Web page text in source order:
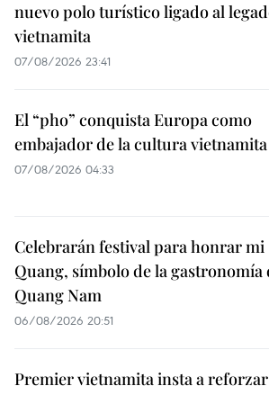
nuevo polo turístico ligado al
vietnamita
07/08/2026 23:41
El “pho” conquista Europa como
embajador de la cultura vietnamita
07/08/2026 04:33
Celebrarán festival para honrar mi
Quang, símbolo de la gastronomía
Quang Nam
06/08/2026 20:51
Premier vietnamita insta a